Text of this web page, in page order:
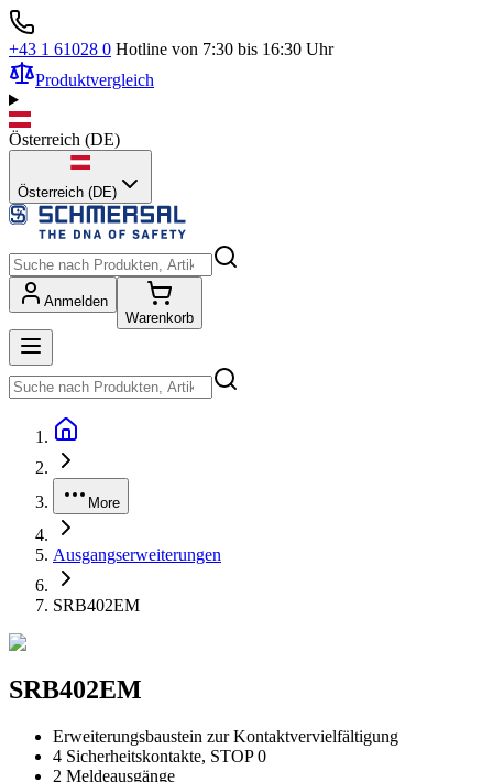
+43 1 61028 0 Hotline von 7:30 bis 16:30 Uhr
Produktvergleich
Österreich (DE)
Österreich (DE)
Anmelden
Warenkorb
More
Ausgangserweiterungen
SRB402EM
SRB402EM
Erweiterungsbaustein zur Kontaktvervielfältigung
4 Sicherheitskontakte, STOP 0
2 Meldeausgänge